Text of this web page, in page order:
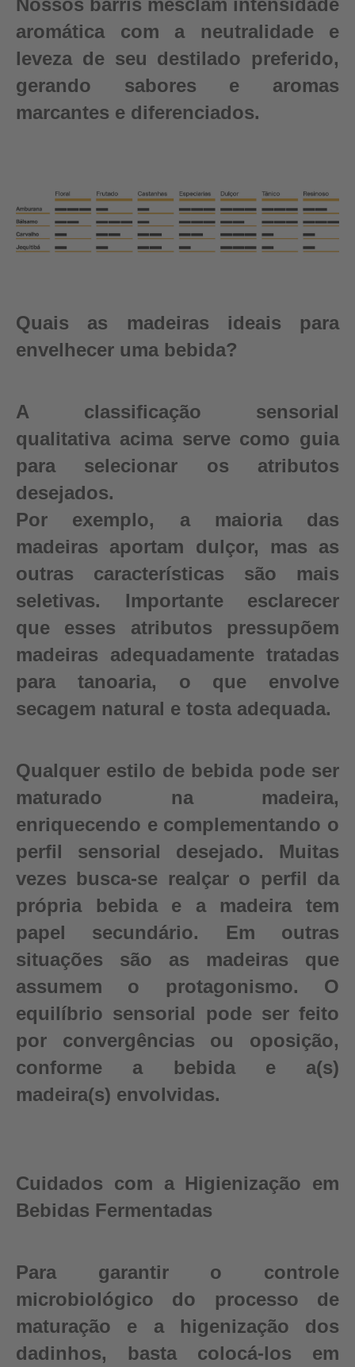
Nossos barris mesclam intensidade
aromática com a neutralidade e
leveza de seu destilado preferido,
gerando sabores e aromas
marcantes e diferenciados.
Quais as madeiras ideais para
envelhecer uma bebida?
A classificação sensorial
qualitativa acima serve como guia
para selecionar os atributos
desejados.
Por exemplo, a maioria das
madeiras aportam dulçor, mas as
outras características são mais
seletivas. Importante esclarecer
que esses atributos pressupõem
madeiras adequadamente tratadas
para tanoaria, o que envolve
secagem natural e tosta adequada.
Qualquer estilo de bebida pode ser
maturado na madeira,
enriquecendo e complementando o
perfil sensorial desejado. Muitas
vezes busca-se realçar o perfil da
própria bebida e a madeira tem
papel secundário. Em outras
situações são as madeiras que
assumem o protagonismo. O
equilíbrio sensorial pode ser feito
por convergências ou oposição,
conforme a bebida e a(s)
madeira(s) envolvidas.
Cuidados com a Higienização em
Bebidas Fermentadas
Para garantir o controle
microbiológico do processo de
maturação e a higenização dos
dadinhos, basta colocá-los em